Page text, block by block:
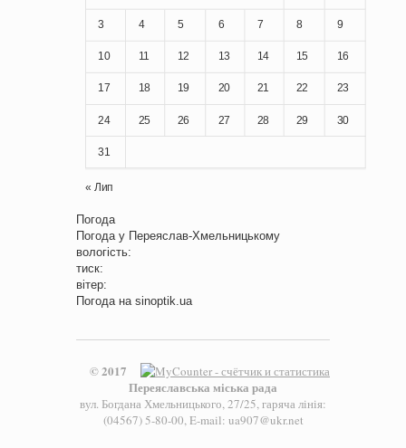
3 4 5 6 7 8 9
10 11 12 13 14 15 16
17 18 19 20 21 22 23
24 25 26 27 28 29 30
31
« Лип
Погода
Погода у Переяслав-Хмельницькому
вологість:
тиск:
вітер:
Погода на sinoptik.ua
© 2017
Переяславська міська рада
вул. Богдана Хмельницького, 27/25, гаряча лінія:
(04567) 5-80-00, E-mail: ua907@ukr.net